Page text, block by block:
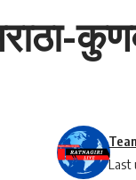
Last